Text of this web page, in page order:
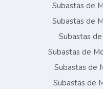
Subastas de
Subastas de
Subastas
Subastas de
Subastas de
Subastas de